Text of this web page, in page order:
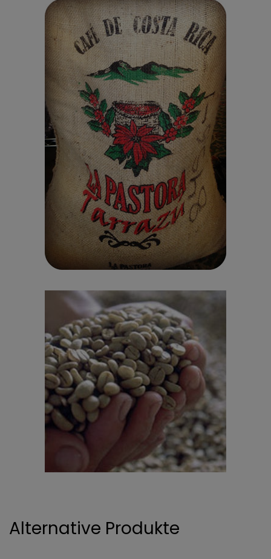
Alternative Produkte